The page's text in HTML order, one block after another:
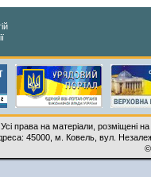
Усі права на матеріали, розміщені
45000, м. Ковель, вул.